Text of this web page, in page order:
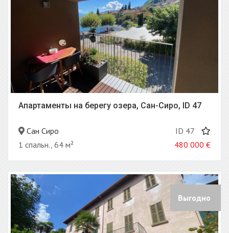
Апартаменты на берегу озера, Сан-Сиро, ID 47
Сан Сиро
ID 47
1 спальн., 64 м²
480 000 €
Выгодно